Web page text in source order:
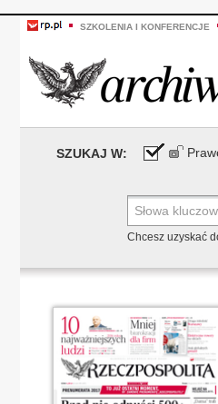
SZKOLENIA I KONFERENCJE
SZUKAJ W:
Chcesz uzyskać